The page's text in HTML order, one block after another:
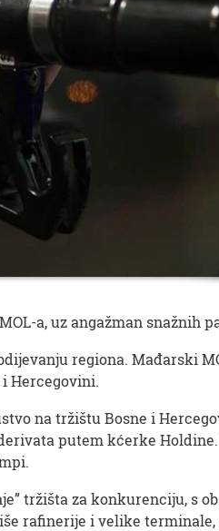
a, uz angažman snažnih
regiona. Mađarski
Hercegovini.
na tržištu Bosne i
putem kćerke
tržišta za konkurenciju, s
rafinerije i velike